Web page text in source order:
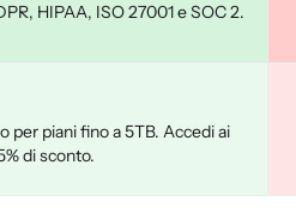
HIPAA, ISO 27001 e SOC 2.
piani fino a 5TB. Accedi ai
di sconto.